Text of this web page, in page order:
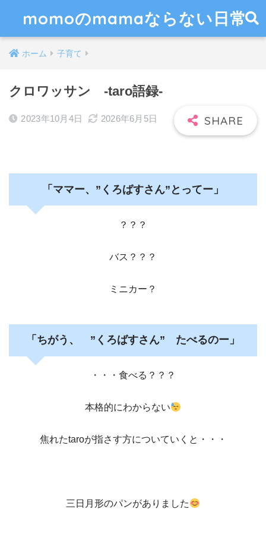
momoのmamaならない日常
ホーム 子育て
クロワッサン ‐taro語録‐
2023年10月4日 2026年6月5日
「ママー、”くろばすさん”とってー」
？？？
バス？？？
ミニカー？
「ちがう、 ”くろばすさん” たべるのー」
・・・食べる？？？
本格的にわからない
焦れたtaroが指さす方についていくと・・・
三日月形のパンがありました